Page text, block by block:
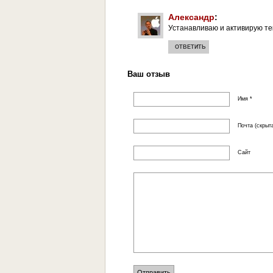
Александр:
Устанавливаю и активирую
ОТВЕТИТЬ
Ваш отзыв
Имя *
Почта
Сайт